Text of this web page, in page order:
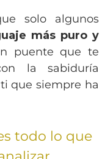
solo algunos
más puro y
puente que te
la sabiduría
que siempre ha
todo lo que